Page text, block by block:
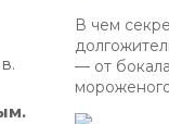
В чем
— от